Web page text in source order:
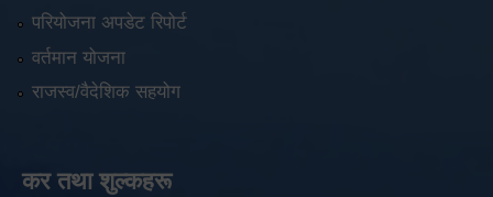
परियोजना अपडेट रिपोर्ट
वर्तमान योजना
राजस्व/वैदेशिक सहयोग
कर तथा शुल्कहरू